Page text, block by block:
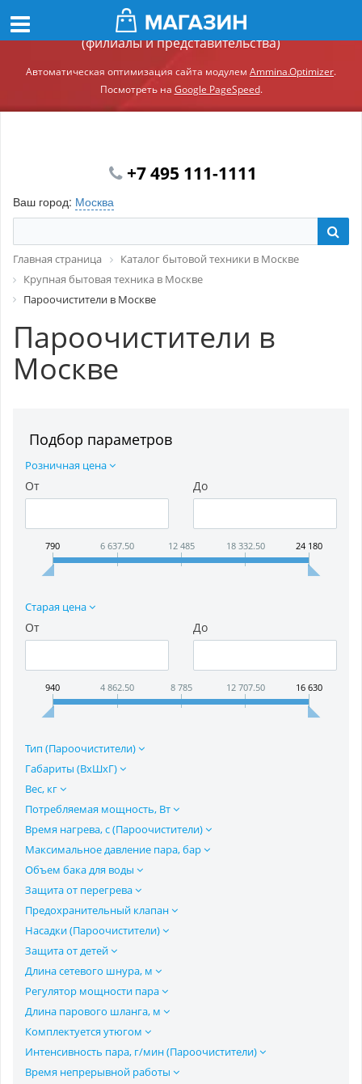
Демонстрационный сайт модуля Ammina.Регионы
(филиалы и представительства)
Автоматическая оптимизация сайта модулем Ammina.Optimizer.
Посмотреть на Google PageSpeed.
+7 495 111-1111
Ваш город: Москва
Главная страница
Каталог бытовой техники в Москве
Крупная бытовая техника в Москве
Пароочистители в Москве
Пароочистители в
Москве
Подбор параметров
Розничная цена
От До
790 6 637.50 12 485 18 332.50 24 180
Старая цена
От До
940 4 862.50 8 785 12 707.50 16 630
Тип (Пароочистители)
Габариты (ВхШхГ)
Вес, кг
Потребляемая мощность, Вт
Время нагрева, с (Пароочистители)
Максимальное давление пара, бар
Объем бака для воды
Защита от перегрева
Предохранительный клапан
Насадки (Пароочистители)
Защита от детей
Длина сетевого шнура, м
Регулятор мощности пара
Длина парового шланга, м
Комплектуется утюгом
Интенсивность пара, г/мин (Пароочистители)
Время непрерывной работы